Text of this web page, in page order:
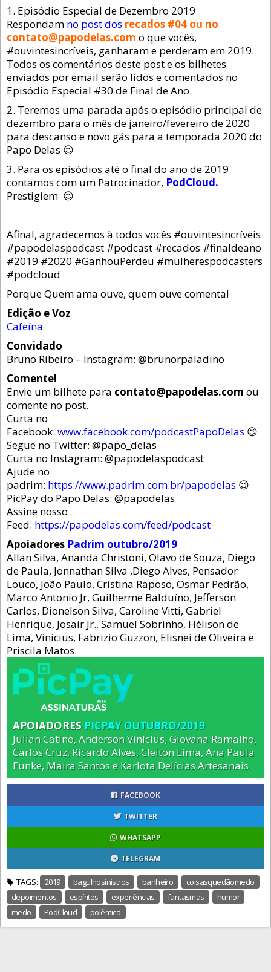
1. Episódio Especial de Dezembro 2019
Respondam no post dos recados #04 ou no
contato@papodelas.com o que vocês,
#ouvintesincríveis, ganharam e perderam em 2019.
Todos os comentários deste post e os bilhetes
enviados por email serão lidos e comentados no
Episódio Especial #30 de Final de Ano.
2. Teremos uma parada após o episódio principal de
dezembro para o mês de janeiro/fevereiro de 2020
para descanso e novo gás para a temporada 2020 do
Papo Delas 😉
3. Para os episódios até o final do ano de 2019
contamos com um Patrocinador, PodCloud.
Prestigiem 😉
Afinal, agradecemos à todos vocês #ouvintesincríveis
#papodelaspodcast #podcast #recados #finaldeano
#2019 #2020 #GanhouPerdeu #mulherespodcasters
#podcloud
Porque Quem ama ouve, quem ouve comenta!
Edição e Voz
Cafeína
Convidado
Bruno Ribeiro – Instagram: @brunorpaladino
Comente!
Envie um bilhete para contato@papodelas.com ou
comente no post.
Curta no
Facebook: www.facebook.com/podcastPapoDelas 😉
Segue no Twitter: @papo_delas
Curta no Instagram: @papodelaspodcast
Ajude no
padrim: https://www.padrim.com.br/papodelas 😉
PicPay do Papo Delas: @papodelas
Assine nosso
Feed: https://papodelas.com/feed/podcast
Apoiadores Padrim outubro/2019
Allan Silva, Ananda Christoni, Olavo de Souza, Diego
de Paula, Jonnathan Silva ,Diego Alves, Pensador
Louco, João Paulo, Cristina Raposo, Osmar Pedrão,
Marco Antonio Jr, Guilherme Balduíno, Jefferson
Carlos, Dionelson Silva, Caroline Vitti, Gabriel
Henrique, Josair Jr., Samuel Sobrinho, Hélison de
Lima, Vinicius, Fabrizio Guzzon, Elisnei de Oliveira e
Priscila Matos.
APOIADORES PICPAY OUTUBRO/2019
Julian Catino, Anderson Vinícius, Giovana Ramalho,
Carlos Cruz, Ricardo Alves, Cleiton Lima, Ana Paula
Funke, Maira Santos e Karlota Delícias Artesanais.
FACEBOOK
TWITTER
WHATSAPP
TELEGRAM
TAGS: 2019 bagulhosinistros banheiro
coisasquedãomedo
depoimentos
espíritos experiências fantasmas
humor
medo
PodCloud polêmica